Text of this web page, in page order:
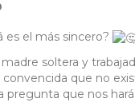
el más sincero?
soltera y
convencida que no
pregunta que nos